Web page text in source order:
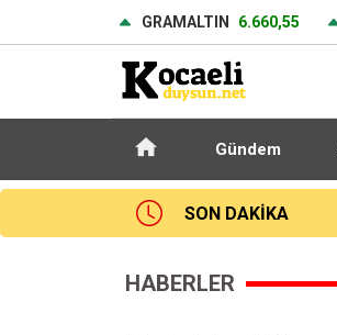
GRAMALTIN 6.660,55
Gündem
SON DAKİKA
HABERLER